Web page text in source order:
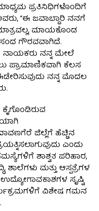
ಪ್ರತಿನಿಧಿಗಳೊಂದಿಗೆ
“ಈ ಜವಾಬ್ದಾರಿ ನನಗೆ
ಮಾಯಕೊಂಡ
ಸಂದ ಗೌರವವಾಗಿದೆ.
ನನ್ನ ಮೇಲೆ
ಪ್ರಾಮಾಣಿಕವಾಗಿ ಕೆಲಸ
ನನ್ನ ಮೊದಲ
ಜಿಲ್ಲೆಗೆ ಹೆಚ್ಚಿನ
ಎಂದು
ಶಾಶ್ವತ ಪರಿಹಾರ,
ಮತ್ತು ಆಸ್ಪತ್ರೆಗಳ
ಸೃಷ್ಟಿ
ವಿಶೇಷ ಗಮನ